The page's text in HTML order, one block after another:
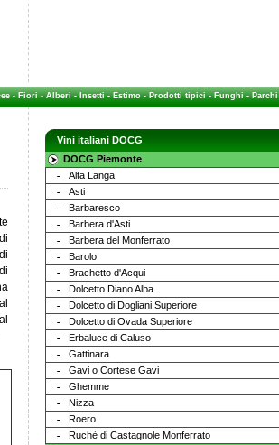
-Fiori-Alberi-Insetti-Estimo-Prodotti tipici-Funghi-Parchi
Vini italiani DOCG
DOCG Piemonte
Alta Langa
Asti
Barbaresco
Barbera d'Asti
Barbera del Monferrato
Barolo
Brachetto d'Acqui
Dolcetto Diano Alba
Dolcetto di Dogliani Superiore
Dolcetto di Ovada Superiore
Erbaluce di Caluso
Gattinara
Gavi o Cortese Gavi
Ghemme
Nizza
Roero
Ruchè di Castagnole Monferrato